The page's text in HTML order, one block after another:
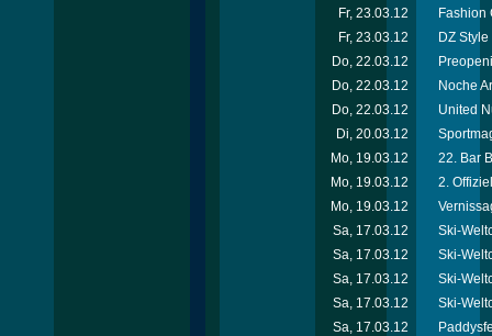
Fr, 23.03.12
Fashion
Fr, 23.03.12
DZ
Do, 22.03.12
Do, 22.03.12
Noche
Do, 22.03.12
United
Di, 20.03.12
Mo, 19.03.12
22. Bar
Mo, 19.03.12
2.
Mo, 19.03.12
Sa, 17.03.12
Ski-
Sa, 17.03.12
Ski-
Sa, 17.03.12
Ski-
Sa, 17.03.12
Ski-
Sa, 17.03.12